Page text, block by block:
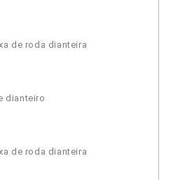
de roda dianteira
dianteiro
de roda dianteira